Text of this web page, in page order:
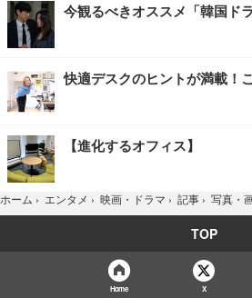
今観るべきオススメ「韓国ド
快適デスクのヒントが満載！
【進化するオフィス】
ホーム › エンタメ › 映画・ドラマ › 記事 › 写真・
TOP
Home X